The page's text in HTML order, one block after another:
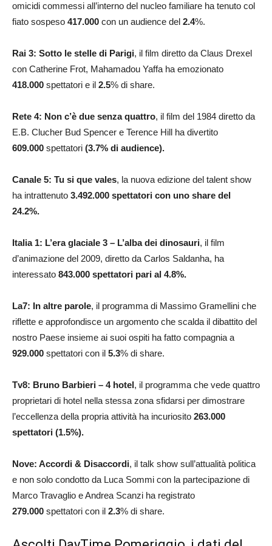
omicidi commessi all’interno del nucleo familiare ha tenuto col
fiato sospeso 417.000 con un audience del 2.4%.
Rai 3: Sotto le stelle di Parigi, il film diretto da Claus Drexel
con Catherine Frot, Mahamadou Yaffa ha emozionato
418.000 spettatori e il 2.5% di share.
Rete 4: Non c’è due senza quattro, il film del 1984 diretto da
E.B. Clucher Bud Spencer e Terence Hill ha divertito
609.000 spettatori (3.7% di audience).
Canale 5: Tu si que vales, la nuova edizione del talent show
ha intrattenuto 3.492.000 spettatori con uno share del
24.2%.
Italia 1: L’era glaciale 3 – L’alba dei dinosauri, il film
d’animazione del 2009, diretto da Carlos Saldanha, ha
interessato 843.000 spettatori pari al 4.8%.
La7: In altre parole, il programma di Massimo Gramellini che
riflette e approfondisce un argomento che scalda il dibattito del
nostro Paese insieme ai suoi ospiti ha fatto compagnia a
929.000 spettatori con il 5.3% di share.
Tv8: Bruno Barbieri – 4 hotel, il programma che vede quattro
proprietari di hotel nella stessa zona sfidarsi per dimostrare
l’eccellenza della propria attività ha incuriosito 263.000
spettatori (1.5%).
Nove: Accordi & Disaccordi, il talk show sull’attualità politica
e non solo condotto da Luca Sommi con la partecipazione di
Marco Travaglio e Andrea Scanzi ha registrato
279.000 spettatori con il 2.3% di share.